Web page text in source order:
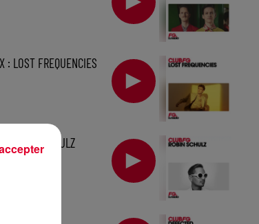
: LOST FREQUENCIES
: ROBIN SCHULZ